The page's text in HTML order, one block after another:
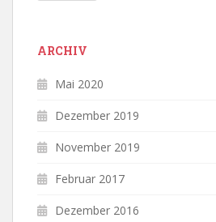
ARCHIV
Mai 2020
Dezember 2019
November 2019
Februar 2017
Dezember 2016